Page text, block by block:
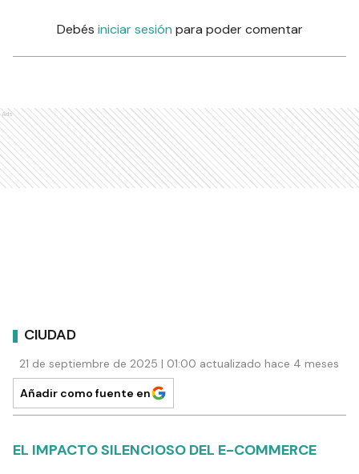
Debés iniciar sesión para poder comentar
Ads
CIUDAD
21 de septiembre de 2025 | 01:00 actualizado hace 4 meses
Añadir como fuente en
EL IMPACTO SILENCIOSO DEL E-COMMERCE